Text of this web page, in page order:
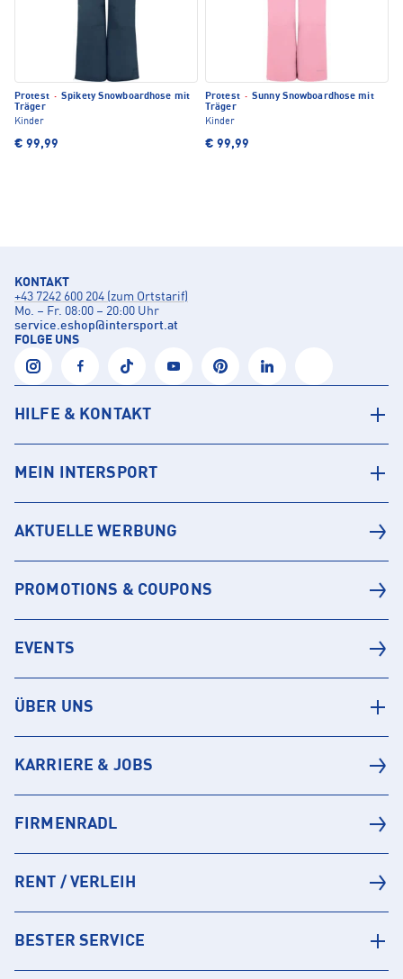
Protest · Spikety Snowboardhose mit
Träger
Kinder
€ 99,99
Protest · Sunny Snowboardhose mit
Träger
Kinder
€ 99,99
KONTAKT
+43 7242 600 204 (zum Ortstarif)
Mo. – Fr. 08:00 – 20:00 Uhr
service.eshop@intersport.at
FOLGE UNS
HILFE & KONTAKT
MEIN INTERSPORT
AKTUELLE WERBUNG
PROMOTIONS & COUPONS
EVENTS
ÜBER UNS
KARRIERE & JOBS
FIRMENRADL
RENT / VERLEIH
BESTER SERVICE